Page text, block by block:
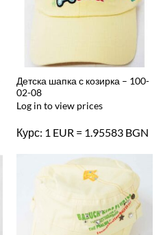
Детска шапка с козирка – 100-
02-08
Log in to view prices
Курс: 1 EUR = 1.95583 BGN